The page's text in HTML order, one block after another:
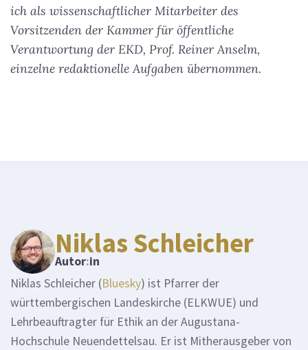
ich als wissenschaftlicher Mitarbeiter des
Vorsitzenden der Kammer für öffentliche
Verantwortung der EKD, Prof. Reiner Anselm,
einzelne redaktionelle Aufgaben übernommen.
Niklas Schleicher
Autor:in
Niklas Schleicher (Bluesky) ist Pfarrer der
württembergischen Landeskirche (ELKWUE) und
Lehrbeauftragter für Ethik an der Augustana-
Hochschule Neuendettelsau. Er ist Mitherausgeber von